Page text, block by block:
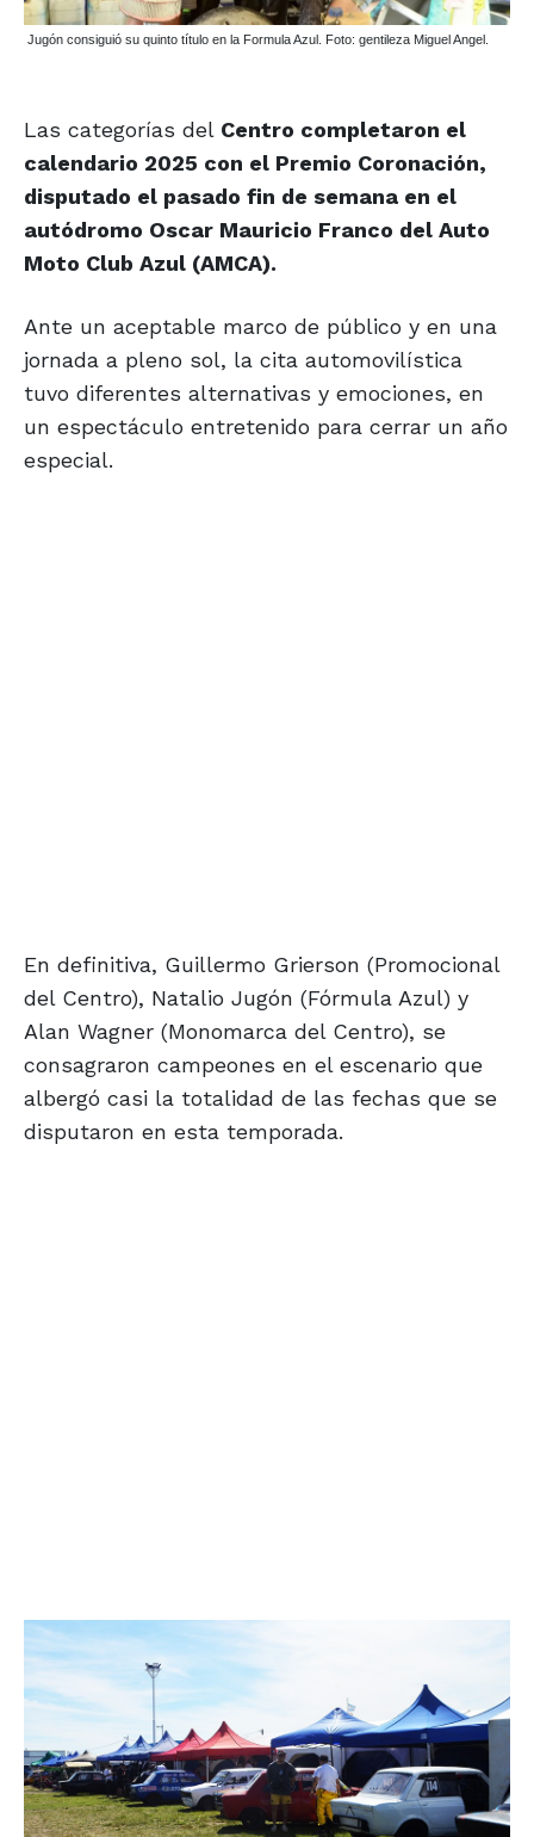
Jugón consiguió su quinto título en la Formula Azul. Foto: gentileza Miguel Angel.
Las categorías del Centro completaron el
calendario 2025 con el Premio Coronación,
disputado el pasado fin de semana en el
autódromo Oscar Mauricio Franco del Auto
Moto Club Azul (AMCA).
Ante un aceptable marco de público y en una
jornada a pleno sol, la cita automovilística
tuvo diferentes alternativas y emociones, en
un espectáculo entretenido para cerrar un año
especial.
En definitiva, Guillermo Grierson (Promocional
del Centro), Natalio Jugón (Fórmula Azul) y
Alan Wagner (Monomarca del Centro), se
consagraron campeones en el escenario que
albergó casi la totalidad de las fechas que se
disputaron en esta temporada.